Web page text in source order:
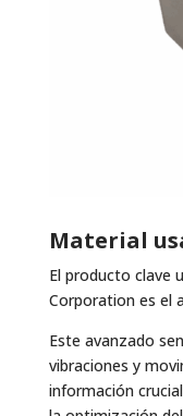
Material
El producto clave
Corporation es el
Este avanzado
vibraciones y
información